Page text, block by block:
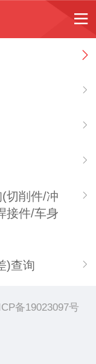
切削件/冲
接件/车身
)查询
备19023097号